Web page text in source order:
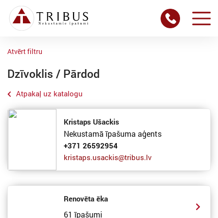
Atvērt filtru
Dzīvoklis / Pārdod
Atpakaļ uz katalogu
Kristaps Ušackis
Nekustamā īpašuma aģents
+371 26592954
kristaps.usackis@tribus.lv
Renovēta ēka
61 īpašumi